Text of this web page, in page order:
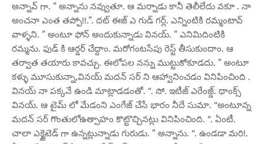
అన్నావ్ గా. ” అన్నాను నవ్వుతూ. ఆ మర్నాడు కానీ తెలీలేదు వకూ . నా
అంచనా ఎంత తప్పో!!.”. దట్ ఈజ్ ఎ గుడ్ గర్ల్. ఎన్నింటికి రమ్మంటావ్
వాళ్ళని. ” అంటూ ఫోన్ అందుకున్నాడు వినయ్. ” ఎనిమిదింటికి
రమ్మను. ఫుడ్ కి ఆర్డర్ చేద్దాం. మరోగంటసేపు రెస్ట్ తీసుకుందాం. ఆ
తర్వాత తయారు కావచ్చు. ఈలోపల నన్ను ముట్టుకోకూడదు. ” అంటూ
కళ్ళు మూసుకున్నా,వినయ్ మదన్ సర్ ని ఆహ్వానించడం వినిపించింది .
వినయ్ నా పక్కనే ఉండి మాట్లాడడంతో. “. సో. ఇటీజ్ ఎరేంజ్డ్. థాంక్స్
వినయ్. ఆ టైమ్ లో మేడంని ఎంగేజ్ చేసే భారం నీదే సుమా. “అంటూన్న
మదన్ సర్ గొంతులోఉత్సాహం కొట్టొచ్చినట్లు వినిపించింది. “. ఏంటీ.
చాలా ఎక్జైటెడ్ గా ఉన్నట్లున్నాడు గురుడు. ” అన్నాను. “. ఉండడా మరి!.